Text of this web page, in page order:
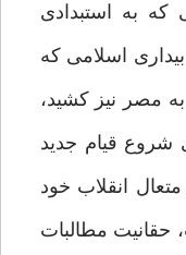
که به استبدادی
اسلامی که
مصر نیز کشید،
قیام جدید
انقلاب خود
حقانیت مطالبات